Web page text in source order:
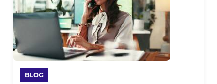
BLOG